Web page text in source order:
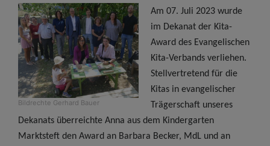
Bildrechte Gerhard Bauer
Am 07. Juli 2023 wurde
im Dekanat der Kita-
Award des Evangelischen
Kita-Verbands verliehen.
Stellvertretend für die
Kitas in evangelischer
Trägerschaft unseres
Dekanats überreichte Anna aus dem Kindergarten
Marktsteft den Award an Barbara Becker, MdL und an